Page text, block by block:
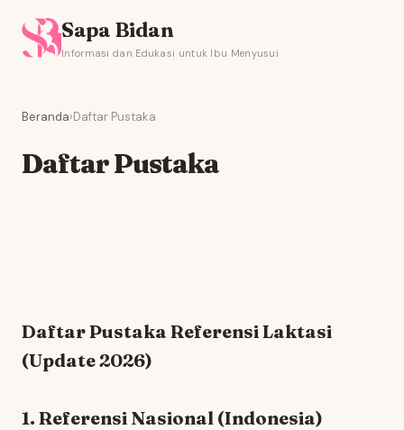
Sapa Bidan
Informasi dan Edukasi untuk Ibu Menyusui
Beranda›Daftar Pustaka
Daftar Pustaka
Daftar Pustaka Referensi Laktasi
(Update 2026)
1. Referensi Nasional (Indonesia)